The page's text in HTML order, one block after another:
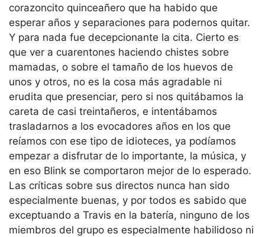
corazoncito quinceañero que ha habido que
esperar años y separaciones para podernos quitar.
Y para nada fue decepcionante la cita. Cierto es
que ver a cuarentones haciendo chistes sobre
mamadas, o sobre el tamaño de los huevos de
unos y otros, no es la cosa más agradable ni
erudita que presenciar, pero si nos quitábamos la
careta de casi treintañeros, e intentábamos
trasladarnos a los evocadores años en los que
reíamos con ese tipo de idioteces, ya podíamos
empezar a disfrutar de lo importante, la música, y
en eso Blink se comportaron mejor de lo esperado.
Las críticas sobre sus directos nunca han sido
especialmente buenas, y por todos es sabido que
exceptuando a Travis en la batería, ninguno de los
miembros del grupo es especialmente habilidoso ni